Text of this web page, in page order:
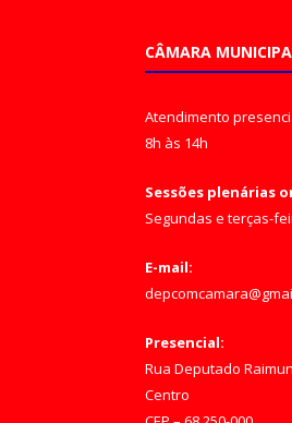
CÂMARA
Atendimento
8h às 14h
Sessões plenárias
Segundas e terças-
E-mail:
Presencial:
Rua Deputado
Centro